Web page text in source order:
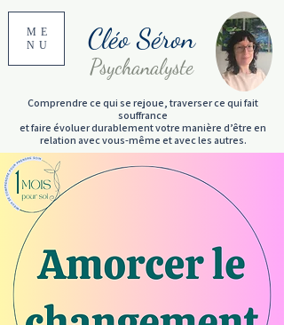
ME
NU
Psychanalyste
Comprendre ce qui se rejoue, traverser ce qui fait
souffrance
et faire évoluer durablement votre manière d’être en
relation avec vous-même et avec les autres.
Cléo Séron